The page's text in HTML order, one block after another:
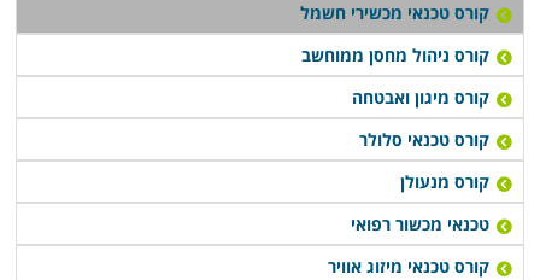
שמציעים אחדים מהם מתבטא בסיוע במציאת עבודה
בתחום עם סיום הלימודים, או רכישת יסודות עסקיים
ושיווקיים שיעזרו לבוגרים לנהל עסק עצמאי זעיר.
קורס טכנאי מכשירי חשמל מתקיים במספר מקומות לימוד
ברחבי הארץ: חיפה, תל אביב, רמת גן, נתניה, פתח תקווה,
כפר סבא ובעוד מספר מקומות אחרים, כך שכמעט כל מי
שרוצה ללמוד קורס מבוקש זה יוכל לעשות זאת בנוחות
קורס טכנאי מכשירי חשמל
קורס ניהול מחסן ממוחשב
קורס מיגון ואבטחה
קורס טכנאי סלולר
קורס מנעולן
טכנאי מכשור רפואי
קורס טכנאי מיזוג אוויר